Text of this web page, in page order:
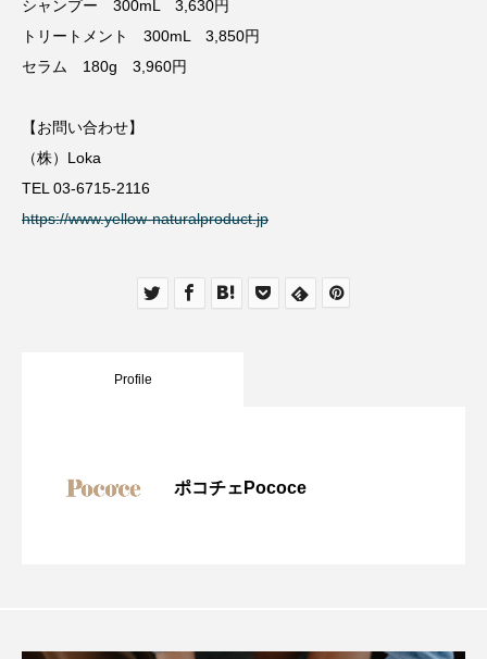
シャンプー 300mL 3,630円
トリートメント 300mL 3,850円
セラム 180g 3,960円
【お問い合わせ】
（株）Loka
TEL 03-6715-2116
https://www.yellow-naturalproduct.jp
Profile
ポコチェPococe